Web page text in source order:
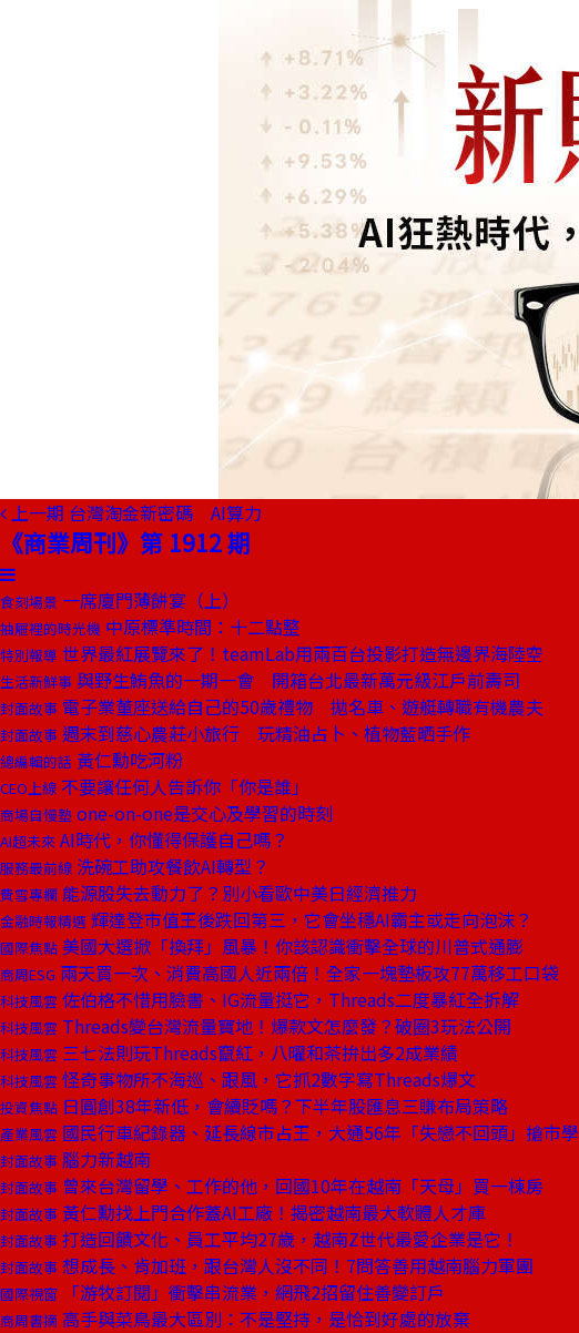
上一期 台灣淘金新密碼 AI算力
《商業周刊》第 1912 期
食刻場景 一席廈門薄餅宴（上）
抽屜裡的時光機 中原標準時間：十二點整
特別報導 世界最紅展覽來了！teamLab用兩百台投影打造無邊界海陸空
生活新鮮事 與野生鮪魚的一期一會 開箱台北最新萬元級江戶前壽司
封面故事 電子業董座送給自己的50歲禮物 拋名車、遊艇轉職有機農夫
封面故事 週末到慈心農莊小旅行 玩精油占卜、植物藍晒手作
總編輯的話 黃仁勳吃河粉
CEO上線 不要讓任何人告訴你「你是誰」
商場自慢塾 one-on-one是交心及學習的時刻
AI超未來 AI時代，你懂得保護自己嗎？
服務最前線 洗碗工助攻餐飲AI轉型？
費雪專欄 能源股失去動力了？別小看歐中美日經濟推力
金融時報精選 輝達登市值王後跌回第三，它會坐穩AI霸主或走向泡沫？
國際焦點 美國大選掀「換拜」風暴！你該認識衝擊全球的川普式通膨
商周ESG 兩天買一次、消費高國人近兩倍！全家一塊墊板攻77萬移工口袋
科技風雲 佐伯格不惜用臉書、IG流量挺它，Threads二度暴紅全拆解
科技風雲 Threads變台灣流量寶地！爆款文怎麼發？破圈3玩法公開
科技風雲 三七法則玩Threads竄紅，八曜和茶拚出多2成業績
科技風雲 怪奇事物所不海巡、跟風，它抓2數字寫Threads爆文
投資焦點 日圓創38年新低，會續貶嗎？下半年股匯息三賺布局策略
產業風雲 國民行車紀錄器、延長線市占王，大通56年「失戀不回頭」搶市學
封面故事 腦力新越南
封面故事 曾來台灣留學、工作的他，回國10年在越南「天母」買一棟房
封面故事 黃仁勳找上門合作蓋AI工廠！揭密越南最大軟體人才庫
封面故事 打造回饋文化、員工平均27歲，越南Z世代最愛企業是它！
封面故事 想成長、肯加班，跟台灣人沒不同！7問答善用越南腦力軍團
國際視窗 「游牧訂閱」衝擊串流業，網飛2招留住善變訂戶
商周書摘 高手與菜鳥最大區別：不是堅持，是恰到好處的放棄